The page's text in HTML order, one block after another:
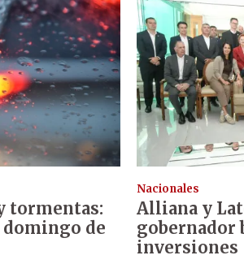
tormentas:
de
Nacionales
Alliana y
gobernador
inversiones